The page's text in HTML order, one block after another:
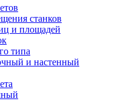
станков
и площадей
типа
и настенный